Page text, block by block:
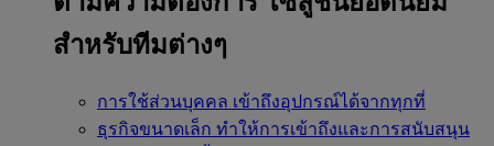
สำหรับทีมต่างๆ
การใช้ส่วนบุคคล เข้าถึงอุปกรณ์ได้จากทุกที่
ธุรกิจขนาดเล็ก ทำให้การเข้าถึงและการสนับสนุน